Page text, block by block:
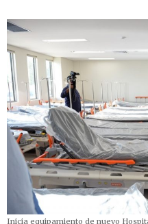
Inicia equipamiento de nuevo